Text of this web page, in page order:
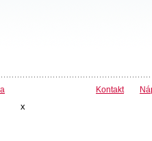
Kontakt
x